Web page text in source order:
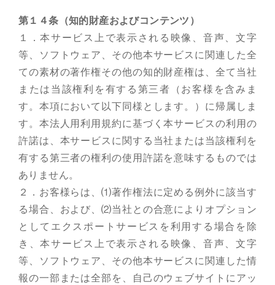
第１４条（知的財産およびコンテンツ）
１．本サービス上で表示される映像、音声、文字
等、ソフトウェア、その他本サービスに関連した全
ての素材の著作権その他の知的財産権は、全て当社
または当該権利を有する第三者（お客様を含みま
す。本項において以下同様とします。）に帰属しま
す。本法人用利用規約に基づく本サービスの利用の
許諾は、本サービスに関する当社または当該権利を
有する第三者の権利の使用許諾を意味するものでは
ありません。
２．お客様らは、⑴著作権法に定める例外に該当す
る場合、および、⑵当社との合意によりオプション
としてエクスポートサービスを利用する場合を除
き、本サービス上で表示される映像、音声、文字
等、ソフトウェア、その他本サービスに関連した情
報の一部または全部を、自己のウェブサイトにアッ